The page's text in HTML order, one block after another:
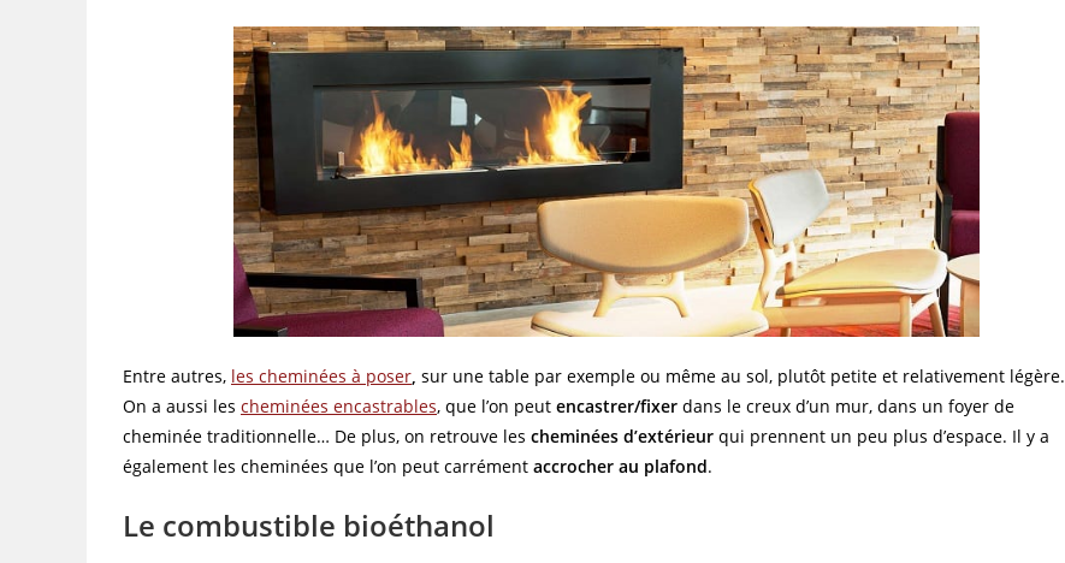
Entre autres, les cheminées à poser, sur une table par exemple ou même au sol, plutôt petite et relativement légère.
On a aussi les cheminées encastrables, que l’on peut encastrer/fixer dans le creux d’un mur, dans un foyer de
cheminée traditionnelle… De plus, on retrouve les cheminées d’extérieur qui prennent un peu plus d’espace. Il y a
également les cheminées que l’on peut carrément accrocher au plafond.
Le combustible bioéthanol